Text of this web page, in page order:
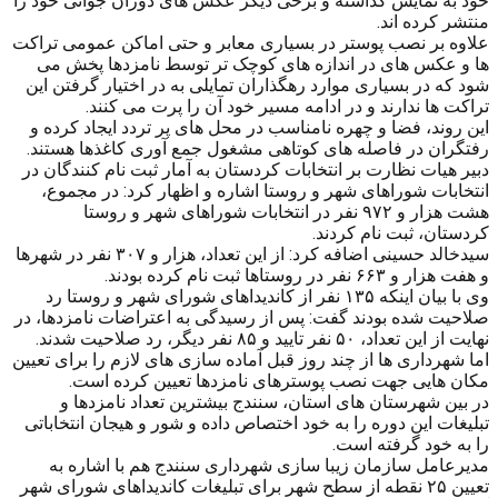
منتشر کرده اند.
علاوه بر نصب پوستر در بسیاری معابر و حتی اماکن عمومی تراکت
ها و عکس های در اندازه های کوچک تر توسط نامزدها پخش می
شود که در بسیاری موارد رهگذاران تمایلی به در اختیار گرفتن این
تراکت ها ندارند و در ادامه مسیر خود آن را پرت می کنند.
این روند، فضا و چهره نامناسب در محل های پر تردد ایجاد کرده و
رفتگران در فاصله های کوتاهی مشغول جمع آوری کاغذها هستند.
دبیر هیات نظارت بر انتخابات کردستان به آمار ثبت نام کنندگان در
انتخابات شوراهای شهر و روستا اشاره و اظهار کرد: در مجموع،
هشت هزار و ۹۷۲ نفر در انتخابات شوراهای شهر و روستا
کردستان، ثبت نام کردند.
سیدخالد حسینی اضافه کرد: از این تعداد، هزار و ۳۰۷ نفر در شهرها
و هفت هزار و ۶۶۳ نفر در روستاها ثبت نام کرده بودند.
وی با بیان اینکه ۱۳۵ نفر از کاندیداهای شورای شهر و روستا رد
صلاحیت شده بودند گفت: پس از رسیدگی به اعتراضات نامزدها، در
نهایت از این تعداد، ۵۰ نفر تایید و ۸۵ نفر دیگر، رد صلاحیت شدند.
اما شهرداری ها از چند روز قبل آماده سازی های لازم را برای تعیین
مکان هایی جهت نصب پوسترهای نامزدها تعیین کرده است.
در بین شهرستان های استان، سنندج بیشترین تعداد نامزدها و
تبلیغات این دوره را به خود اختصاص داده و شور و هیجان انتخاباتی
را به خود گرفته است.
مدیرعامل سازمان زیبا سازی شهرداری سنندج هم با اشاره به
تعیین ۲۵ نقطه از سطح شهر برای تبلیغات کاندیداهای شورای شهر